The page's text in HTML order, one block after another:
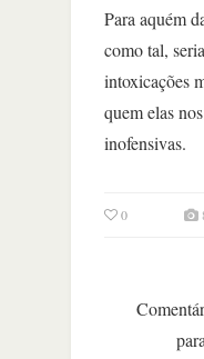
Para aquém
como tal,
intoxicações
quem elas
inofensivas.
0